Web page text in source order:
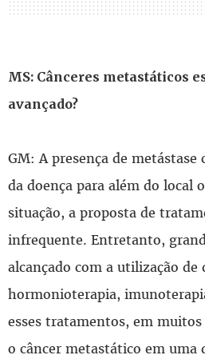
MS: Cânceres metastáticos
avançado?
GM: A presença de
da doença para além do local
situação, a proposta de
infrequente. Entretanto,
alcançado com a utilização
hormonioterapia,
esses tratamentos, em
o câncer metastático em uma